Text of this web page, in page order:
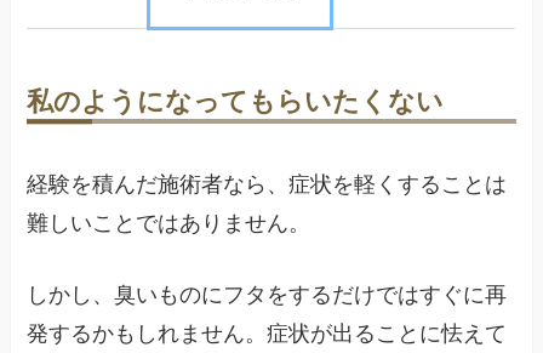
私のようになってもらいたくない
経験を積んだ施術者なら、症状を軽くすることは
難しいことではありません。
しかし、臭いものにフタをするだけではすぐに再
発するかもしれません。症状が出ることに怯えて